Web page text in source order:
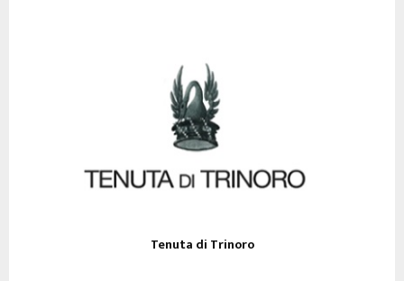
Tenuta di Trinoro